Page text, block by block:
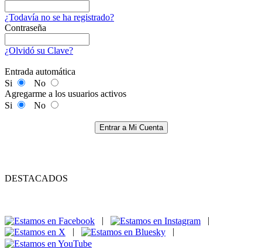
¿Todavía no se ha registrado?
Contraseña
¿Olvidó su Clave?
Entrada automática
Si
No
Agregarme a los usuarios activos
Si
No
Entrar a Mi Cuenta
DESTACADOS
|
|
|
|